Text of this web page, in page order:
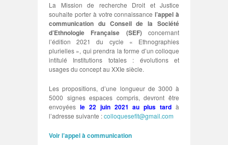
La Mission de recherche Droit et Justice
souhaite porter à votre connaissancel’appel à
communication du Conseil de la Société
d’Ethnologie Française (SEF)concernant
l’édition 2021 du cycle « Ethnographies
plurielles », qui prendra la forme d’un colloque
intitulé Institutions totales : évolutions et
usages du concept au XXIe siècle.
Les propositions, d’une longueur de 3000 à
5000 signes espaces compris, devront être
envoyées le 22 juin 2021 au plus tard à
l’adresse suivante :colloquesefit@gmail.com
Voir l’appel à communication